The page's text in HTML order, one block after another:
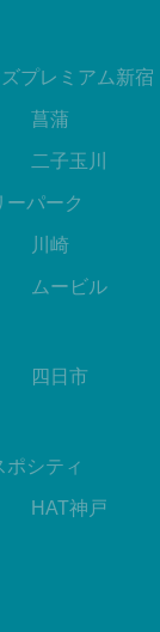
プレミアム新宿
菖蒲
二子玉川
ーパーク
川崎
ムービル
四日市
ポシティ
HAT神戸